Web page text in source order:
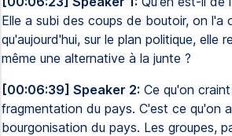
Elle a subi des coups de boutoir, on l'a
qu'aujourd'hui, sur le plan politique, elle
même une alternative à la junte ?
[00:06:39] Speaker 2: Ce qu'on
fragmentation du pays. C'est ce qu'on
bourgonisation du pays. Les groupes,